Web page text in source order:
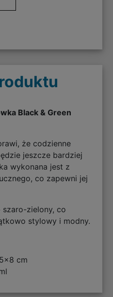
Black & Green
że codzienne
jeszcze bardziej
wykonana jest z
co zapewni jej
zielony, co
stylowy i modny.
cm